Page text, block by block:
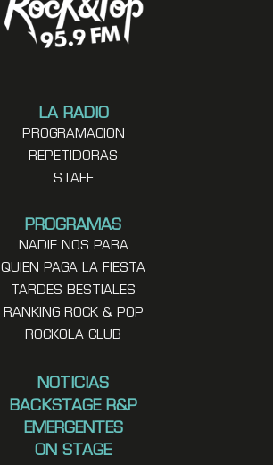
LA RADIO
PROGRAMACION
REPETIDORAS
STAFF
PROGRAMAS
NADIE NOS PARA
QUIEN PAGA LA FIESTA
TARDES BESTIALES
RANKING ROCK & POP
ROCKOLA CLUB
NOTICIAS
BACKSTAGE R&P
EMERGENTES
ON STAGE